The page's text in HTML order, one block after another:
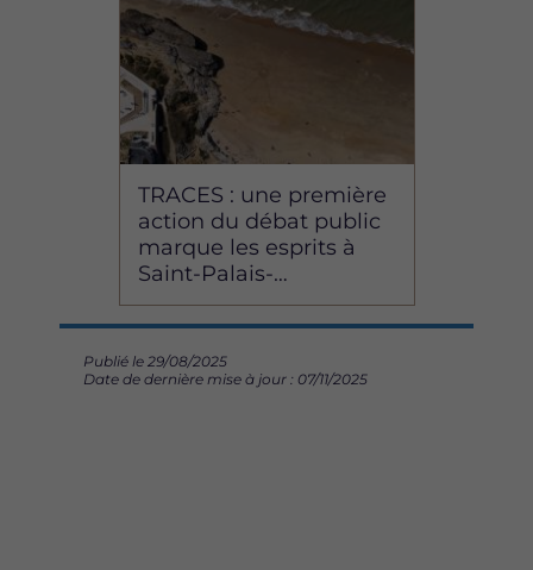
TRACES : une première
action du débat public
marque les esprits à
Saint-Palais-…
Publié le 29/08/2025
Date de dernière mise à jour : 07/11/2025